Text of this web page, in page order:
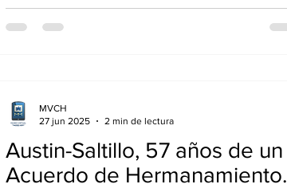
México”
Austin-Saltillo, 57 años de un
Acuerdo de Hermanamiento.
MVCH
27 jun 2025
2 min de lectura